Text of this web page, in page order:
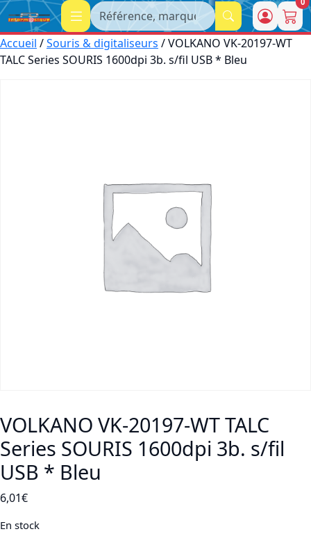
Recherche
Accueil /Souris & digitaliseurs / VOLKANO VK-20197-WT
TALC Series SOURIS 1600dpi 3b. s/fil USB * Bleu
VOLKANO VK-20197-WT TALC
Series SOURIS 1600dpi 3b. s/fil
USB * Bleu
6,01€
En stock